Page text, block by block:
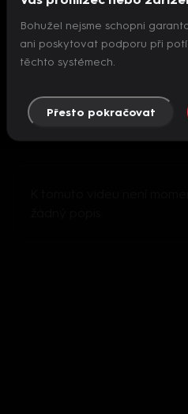
Nepodařilo se
Bohužel nejsme schopni
ani poskytovat podporu při
těchto systémech.
Přesto pokračovat